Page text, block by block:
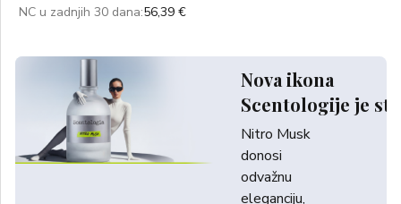
NC u zadnjih 30 dana:56,39 €
Nova ikona
Scentologije je
Nitro Musk
donosi
odvažnu
eleganciju,